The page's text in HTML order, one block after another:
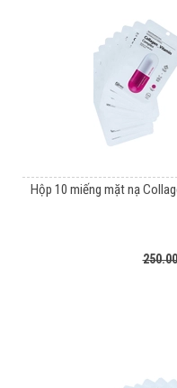
Hộp 10 miếng mặt nạ